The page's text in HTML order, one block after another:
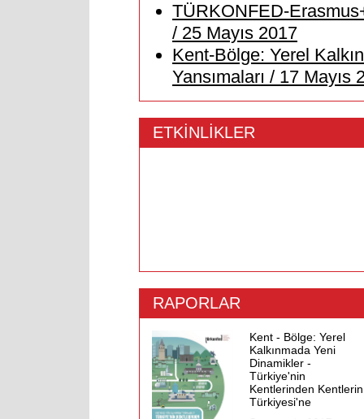
TÜRKONFED-
/ 25 Mayıs 2017
Kent-Bölge: Yerel
Yansımaları / 17 Mayıs
ETKİNLİKLER
RAPORLAR
Kent - Bölge: Yerel
Kalkınmada Yeni
Dinamikler -
Türkiye'nin
Kentlerinden Kentlerin
Türkiyesi'ne